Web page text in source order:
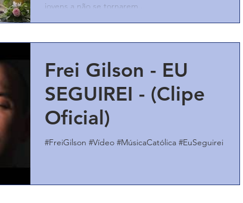
jovens a não se tornarem...
Frei Gilson - EU
SEGUIREI - (Clipe
Oficial)
#FreiGilson #Vídeo #MúsicaCatólica #EuSeguirei